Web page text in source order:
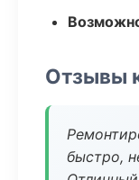
Отзывы
быстро,